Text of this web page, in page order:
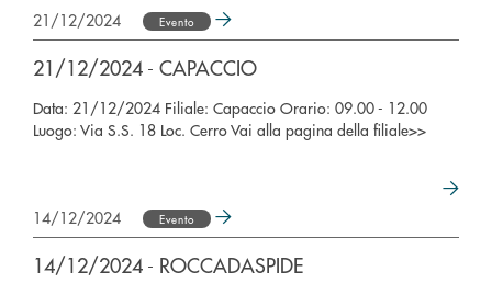
21/12/2024 Evento
21/12/2024 - CAPACCIO
Data: 21/12/2024 Filiale: Capaccio Orario: 09.00 - 12.00
Luogo: Via S.S. 18 Loc. Cerro Vai alla pagina della filiale>>
14/12/2024 Evento
14/12/2024 - ROCCADASPIDE